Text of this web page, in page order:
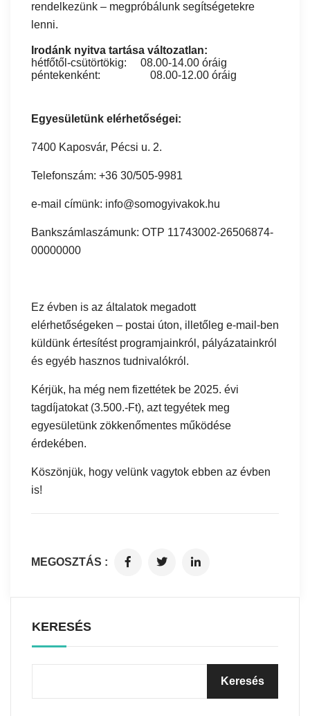
rendelkezünk – megpróbálunk segítségetekre
lenni.
Irodánk nyitva tartása változatlan:
hétfőtől-csütörtökig: 08.00-14.00 óráig
péntekenként: 08.00-12.00 óráig
Egyesületünk elérhetőségei:
7400 Kaposvár, Pécsi u. 2.
Telefonszám: +36 30/505-9981
e-mail címünk: info@somogyivakok.hu
Bankszámlaszámunk: OTP 11743002-26506874-
00000000
Ez évben is az általatok megadott
elérhetőségeken – postai úton, illetőleg e-mail-ben
küldünk értesítést programjainkról, pályázatainkról
és egyéb hasznos tudnivalókról.
Kérjük, ha még nem fizettétek be 2025. évi
tagdíjatokat (3.500.-Ft), azt tegyétek meg
egyesületünk zökkenőmentes működése
érdekében.
Köszönjük, hogy velünk vagytok ebben az évben
is!
MEGOSZTÁS :
KERESÉS